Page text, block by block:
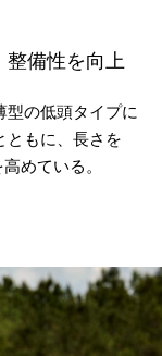
整備性を向上
型の低頭タイプに
ともに、長さを
めている。